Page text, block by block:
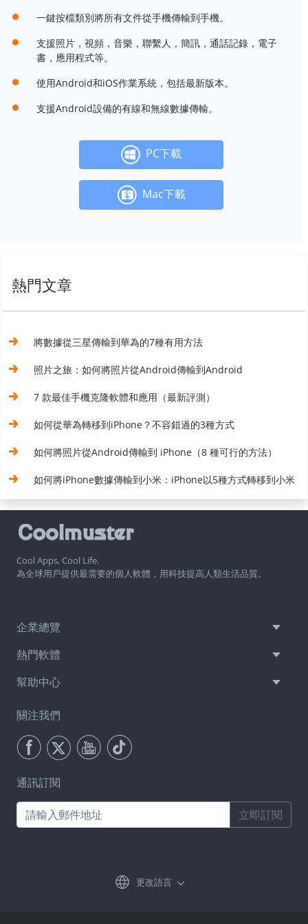
一鍵按檔類別將所有文件從手機傳輸到手機。
支援照片，視頻，音樂，聯繫人，簡訊，通話記錄，電子
書，應用程式等。
使用Android和iOS作業系統，包括最新版本。
支援Android設備的有線和無線數據傳輸。
PC下載
Mac下載
熱門文章
將數據從三星傳輸到華為的7種有用方法
照片之旅：如何將照片從Android傳輸到Android
7 款最佳手機克隆軟體和應用（最新評測）
如何從華為轉移到iPhone？不容錯過的3種方式
如何將照片從Android傳輸到 iPhone（8 種可行的方法）
如何將iPhone數據傳輸到小米：iPhone以5種方式轉移到小米
Cool Apps, Cool Life.
為全球用戶提供最需要的個人軟體，用科技提高人類生活品質。
企業總覽
熱門軟體
幫助中心
關注我們
通訊訂閱
立即訂閱
更改語言